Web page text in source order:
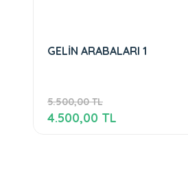
GELİN ARABALARI 1
5.500,00 TL
4.500,00 TL